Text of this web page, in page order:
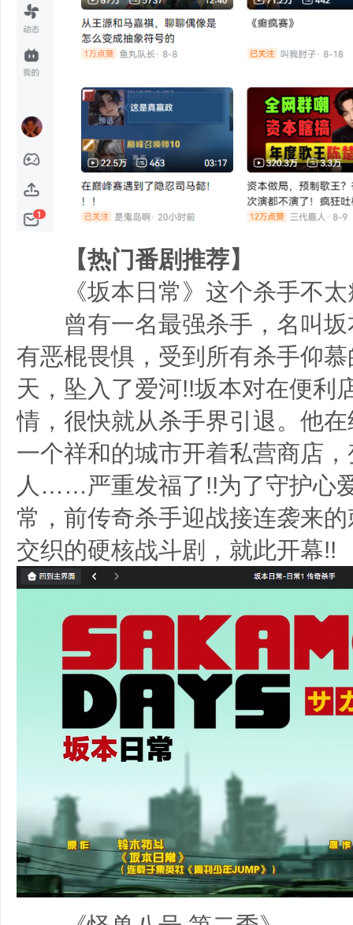
【热门番剧推荐】
《坂本日常》这个杀手不太
曾有一名最强杀手，名叫坂
有恶棍畏惧，受到所有杀手仰
天，坠入了爱河!!坂本对在便利
情，很快就从杀手界引退。他
一个祥和的城市开着私营商店
人……严重发福了!!为了守护心
常，前传奇杀手迎战接连袭来
交织的硬核战斗剧，就此开幕!!